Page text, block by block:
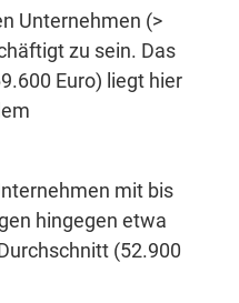
Unternehmen (>
zu sein. Das
Euro) liegt hier
mit bis
hingegen etwa
(52.900